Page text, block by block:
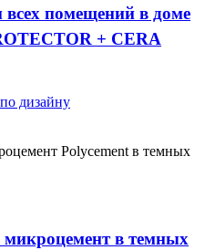
помещений в доме
+ CERA
дизайну
в темных